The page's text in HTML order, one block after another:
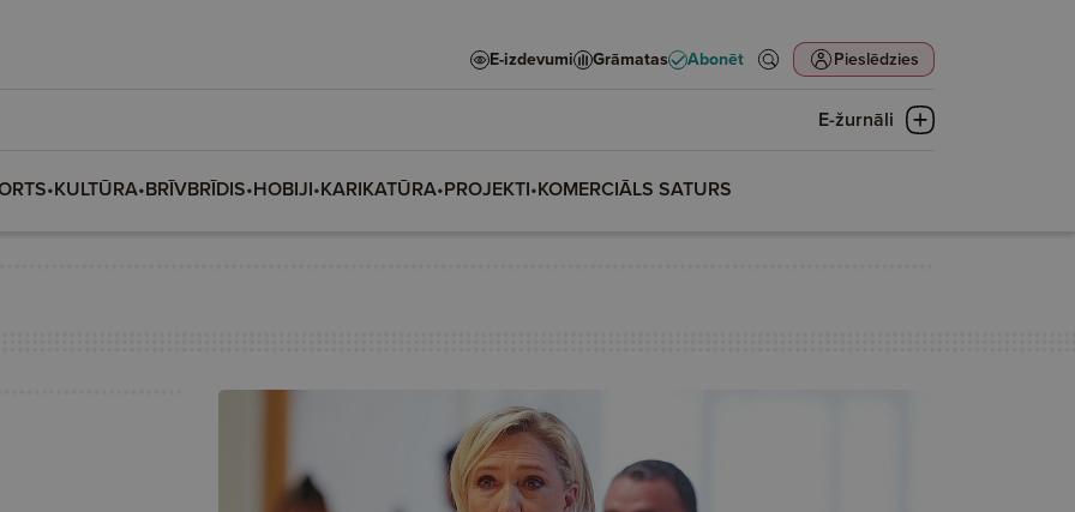
E-izdevumi Grāmatas Abonēt Pieslēdzies
E-žurnāli
•KULTŪRA•BRĪVBRĪDIS•HOBIJI•KARIKATŪRA•PROJEKTI•KOMERCIĀLS SATURS